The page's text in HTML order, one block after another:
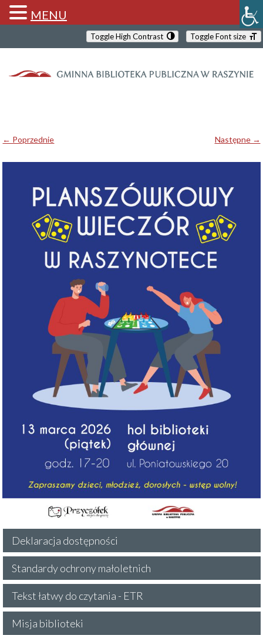
Toggle High Contrast Toggle Font size
← Poprzednie Następne →
Deklaracja dostępności
Standardy ochrony małoletnich
Tekst łatwy do czytania - ETR
Misja biblioteki
MENU